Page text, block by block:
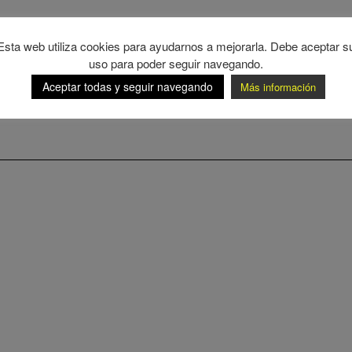
web utiliza cookies para ayudarnos a mejorarla. Debe aceptar
uso para poder seguir navegando.
Aceptar todas y seguir navegando Más información